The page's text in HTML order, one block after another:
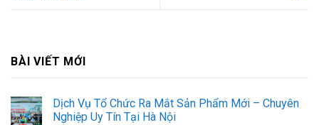
BÀI VIẾT MỚI
Dịch Vụ Tổ Chức Ra Mắt Sản Phẩm Mới – Chuyên
Nghiệp Uy Tín Tại Hà Nội